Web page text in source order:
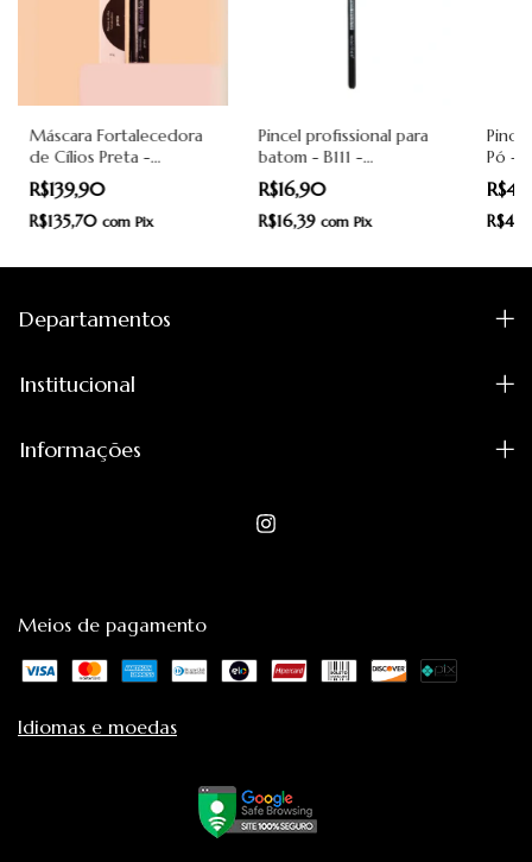
Máscara Fortalecedora
de Cílios Preta -
Amokarité
R$139,90
R$135,70 com Pix
Pincel profissional para
batom - B111 -
Amokarité
R$16,90
R$16,39 com Pix
Pó -
Departamentos
Institucional
Informações
Meios de pagamento
Idiomas e moedas